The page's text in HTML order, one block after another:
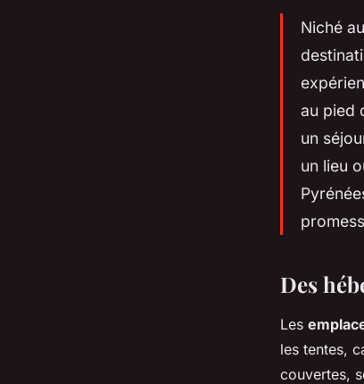
Niché
au pied
un
un lieu
Des
Les
les tentes,
couvertes,